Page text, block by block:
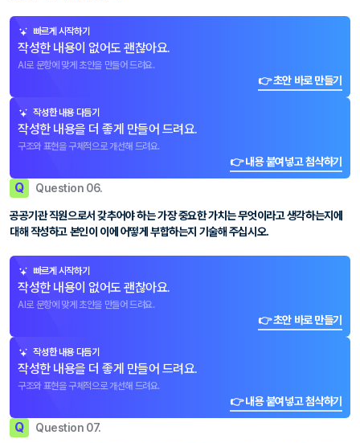
빠르게 시작하기
작성한 내용이 없어도 괜찮아요.
AI로 문항에 맞게 초안을 만들어 드려요.
👉 초안 바로 만들기
작성한 내용 다듬기
작성한 내용을 더 좋게 만들어 드려요.
구조와 표현을 구체적으로 개선해 드려요.
👉 내용 붙여넣고 첨삭하기
Q Question 06.
공공기관 직원으로서 갖추어야 하는 가장 중요한 가치는 무엇이라고 생각하는지에
대해 작성하고 본인이 이에 어떻게 부합하는지 기술해 주십시오.
빠르게 시작하기
작성한 내용이 없어도 괜찮아요.
AI로 문항에 맞게 초안을 만들어 드려요.
👉 초안 바로 만들기
작성한 내용 다듬기
작성한 내용을 더 좋게 만들어 드려요.
구조와 표현을 구체적으로 개선해 드려요.
👉 내용 붙여넣고 첨삭하기
Q Question 07.